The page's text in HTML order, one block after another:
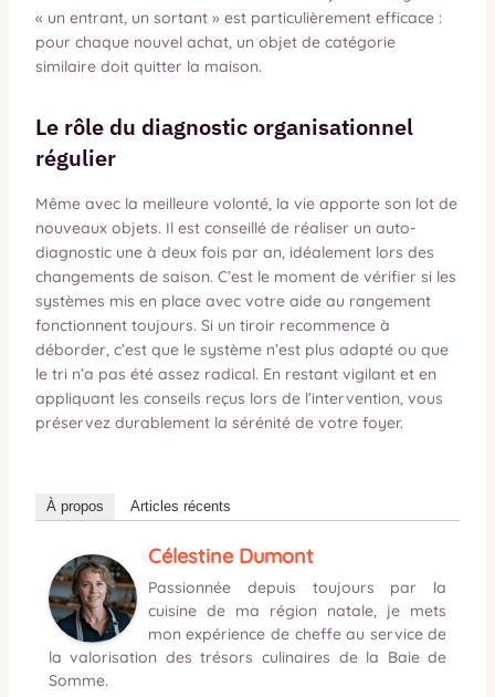
« un entrant, un sortant » est particulièrement efficace :
pour chaque nouvel achat, un objet de catégorie
similaire doit quitter la maison.
Le rôle du diagnostic organisationnel
régulier
Même avec la meilleure volonté, la vie apporte son lot de
nouveaux objets. Il est conseillé de réaliser un auto-
diagnostic une à deux fois par an, idéalement lors des
changements de saison. C’est le moment de vérifier si les
systèmes mis en place avec votre aide au rangement
fonctionnent toujours. Si un tiroir recommence à
déborder, c’est que le système n’est plus adapté ou que
le tri n’a pas été assez radical. En restant vigilant et en
appliquant les conseils reçus lors de l’intervention, vous
préservez durablement la sérénité de votre foyer.
À propos Articles récents
Célestine Dumont
Passionnée depuis toujours par la
cuisine de ma région natale, je mets
mon expérience de cheffe au service de
la valorisation des trésors culinaires de la Baie de
Somme.